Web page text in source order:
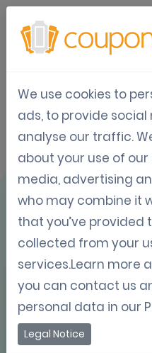
We use cookies to
ads, to provide
analyse our traffic.
about your use of
media, advertising
who may combine it
that you’ve provided
collected from your
services.Learn more
you can contact us
personal data in our
Legal Notice